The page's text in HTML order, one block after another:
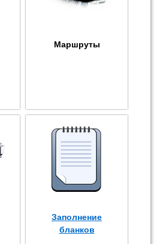
Маршруты
Заполнение
бланков